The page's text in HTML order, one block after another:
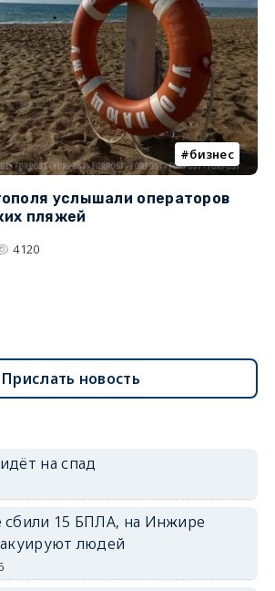
бизнес
услышали операторов
пляжей
4120
Прислать новость
на спад
сбили 15 БПЛА, на Инжире
людей